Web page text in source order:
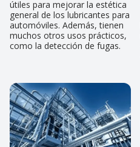
útiles para mejorar la estética
general de los lubricantes para
automóviles. Además, tienen
muchos otros usos prácticos,
como la detección de fugas.